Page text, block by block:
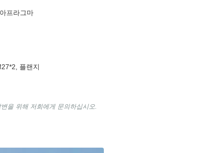
프라그마
플랜지
을 위해 저희에게 문의하십시오.